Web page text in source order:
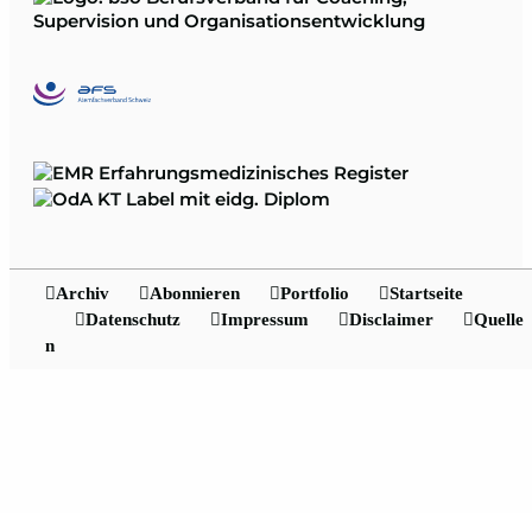
Archiv Abonnieren Portfolio
Startseite
Datenschutz
Impressum Disclaimer
Quelle
n